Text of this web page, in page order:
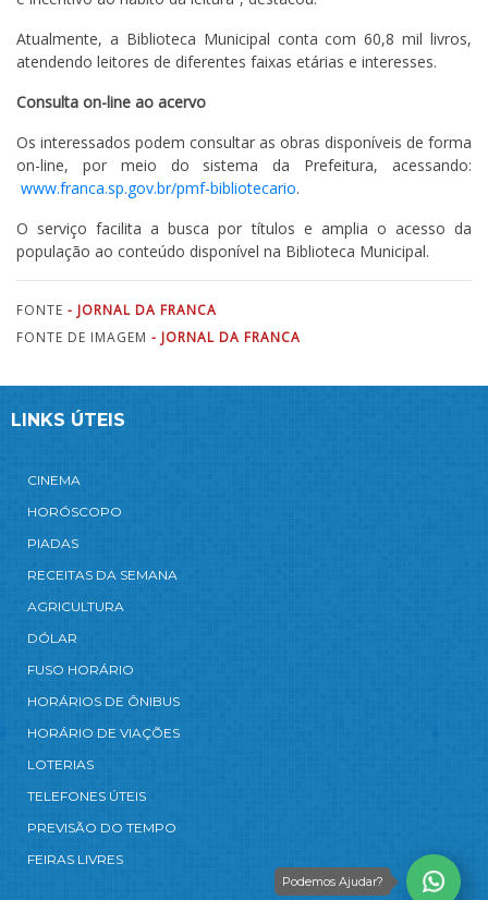
Atualmente, a Biblioteca Municipal conta com 60,8 mil livros,
atendendo leitores de diferentes faixas etárias e interesses.
Consulta on-line ao acervo
Os interessados podem consultar as obras disponíveis de forma
on-line, por meio do sistema da Prefeitura, acessando:
www.franca.sp.gov.br/pmf-bibliotecario.
O serviço facilita a busca por títulos e amplia o acesso da
população ao conteúdo disponível na Biblioteca Municipal.
FONTE - JORNAL DA FRANCA
FONTE DE IMAGEM - JORNAL DA FRANCA
LINKS ÚTEIS
CINEMA
HORÓSCOPO
PIADAS
RECEITAS DA SEMANA
AGRICULTURA
DÓLAR
FUSO HORÁRIO
HORÁRIOS DE ÔNIBUS
HORÁRIO DE VIAÇÕES
LOTERIAS
TELEFONES ÚTEIS
PREVISÃO DO TEMPO
FEIRAS LIVRES
Podemos Ajudar?